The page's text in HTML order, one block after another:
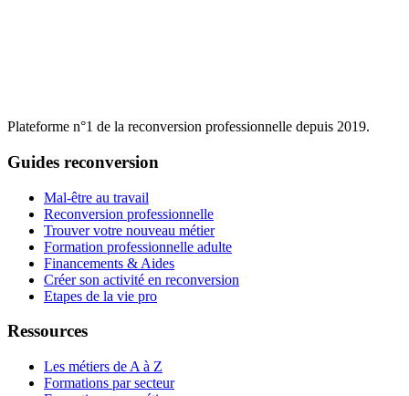
Plateforme n°1 de la reconversion professionnelle depuis 2019.
Guides reconversion
Mal-être au travail
Reconversion professionnelle
Trouver votre nouveau métier
Formation professionnelle adulte
Financements & Aides
Créer son activité en reconversion
Etapes de la vie pro
Ressources
Les métiers de A à Z
Formations par secteur